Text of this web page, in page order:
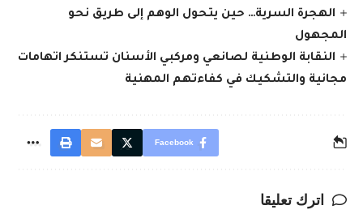
الهجرة السرية… حين يتحول الوهم إلى طريق نحو
المجهول
النقابة الوطنية لصانعي ومركبي الأسنان تستنكر اتهامات
مجانية والتشكيك في كفاءتهم المهنية
Facebook
اترك تعليقا